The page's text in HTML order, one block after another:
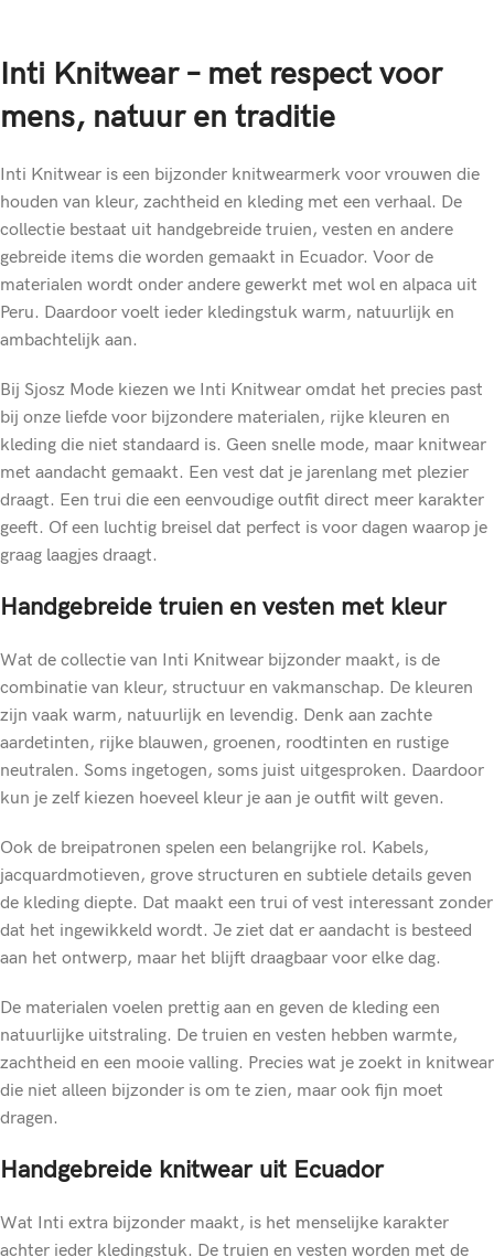
Inti Knitwear – met respect voor
mens, natuur en traditie
Inti Knitwear is een bijzonder knitwearmerk voor vrouwen die
houden van kleur, zachtheid en kleding met een verhaal. De
collectie bestaat uit handgebreide truien, vesten en andere
gebreide items die worden gemaakt in Ecuador. Voor de
materialen wordt onder andere gewerkt met wol en alpaca uit
Peru. Daardoor voelt ieder kledingstuk warm, natuurlijk en
ambachtelijk aan.
Bij Sjosz Mode kiezen we Inti Knitwear omdat het precies past
bij onze liefde voor bijzondere materialen, rijke kleuren en
kleding die niet standaard is. Geen snelle mode, maar knitwear
met aandacht gemaakt. Een vest dat je jarenlang met plezier
draagt. Een trui die een eenvoudige outfit direct meer karakter
geeft. Of een luchtig breisel dat perfect is voor dagen waarop je
graag laagjes draagt.
Handgebreide truien en vesten met kleur
Wat de collectie van Inti Knitwear bijzonder maakt, is de
combinatie van kleur, structuur en vakmanschap. De kleuren
zijn vaak warm, natuurlijk en levendig. Denk aan zachte
aardetinten, rijke blauwen, groenen, roodtinten en rustige
neutralen. Soms ingetogen, soms juist uitgesproken. Daardoor
kun je zelf kiezen hoeveel kleur je aan je outfit wilt geven.
Ook de breipatronen spelen een belangrijke rol. Kabels,
jacquardmotieven, grove structuren en subtiele details geven
de kleding diepte. Dat maakt een trui of vest interessant zonder
dat het ingewikkeld wordt. Je ziet dat er aandacht is besteed
aan het ontwerp, maar het blijft draagbaar voor elke dag.
De materialen voelen prettig aan en geven de kleding een
natuurlijke uitstraling. De truien en vesten hebben warmte,
zachtheid en een mooie valling. Precies wat je zoekt in knitwear
die niet alleen bijzonder is om te zien, maar ook fijn moet
dragen.
Handgebreide knitwear uit Ecuador
Wat Inti extra bijzonder maakt, is het menselijke karakter
achter ieder kledingstuk. De truien en vesten worden met de